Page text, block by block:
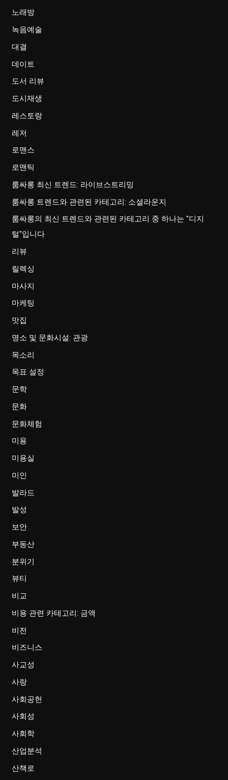
노래방
녹음예술
대결
데이트
도서 리뷰
도시재생
레스토랑
레저
로맨스
로맨틱
룸싸롱 최신 트렌드: 라이브스트리밍
룸싸롱 트렌드와 관련된 카테고리: 소셜라운지
룸싸롱의 최신 트렌드와 관련된 카테고리 중 하나는 "디지
털"입니다
리뷰
릴렉싱
마사지
마케팅
맛집
명소 및 문화시설: 관광
목소리
목표 설정
문학
문화
문화체험
미용
미용실
미인
발라드
발성
보안
부동산
분위기
뷰티
비교
비용 관련 카테고리: 금액
비전
비즈니스
사교성
사랑
사회공헌
사회성
사회학
산업분석
산책로